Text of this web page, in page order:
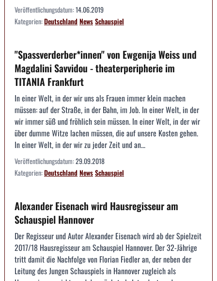
Veröffentlichungsdatum:14.06.2019
Kategorien:DeutschlandNewsSchauspiel
"Spassverderber*innen" von Ewgenija Weiss und
Magdalini Savvidou - theaterperipherie im
TITANIA Frankfurt
In einer Welt, in der wir uns als Frauen immer klein machen
müssen: auf der Straße, in der Bahn, im Job. In einer Welt, in der
wir immer süß und fröhlich sein müssen. In einer Welt, in der wir
über dumme Witze lachen müssen, die auf unsere Kosten gehen.
In einer Welt, in der wir zu jeder Zeit und an...
Veröffentlichungsdatum:29.09.2018
Kategorien:DeutschlandNewsSchauspiel
Alexander Eisenach wird Hausregisseur am
Schauspiel Hannover
Der Regisseur und Autor Alexander Eisenach wird ab der Spielzeit
2017/18 Hausregisseur am Schauspiel Hannover. Der 32-Jährige
tritt damit die Nachfolge von Florian Fiedler an, der neben der
Leitung des Jungen Schauspiels in Hannover zugleich als